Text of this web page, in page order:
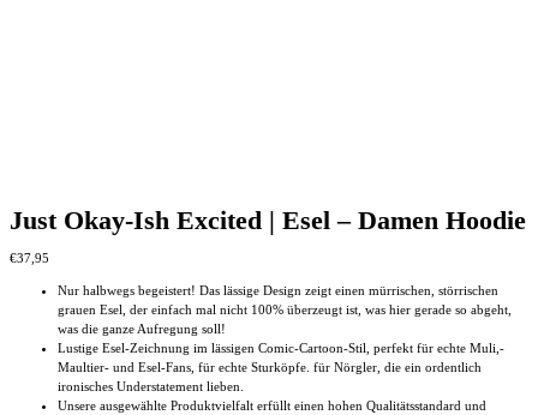
Just Okay-Ish Excited | Esel – Damen Hoodie
€37,95
Nur halbwegs begeistert! Das lässige Design zeigt einen mürrischen, störrischen
grauen Esel, der einfach mal nicht 100% überzeugt ist, was hier gerade so abgeht,
was die ganze Aufregung soll!
Lustige Esel-Zeichnung im lässigen Comic-Cartoon-Stil, perfekt für echte Muli,-
Maultier- und Esel-Fans, für echte Sturköpfe. für Nörgler, die ein ordentlich
ironisches Understatement lieben.
Unsere ausgewählte Produktvielfalt erfüllt einen hohen Qualitätsstandard und